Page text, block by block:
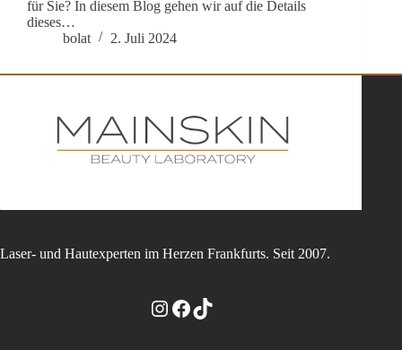
für Sie? In diesem Blog gehen wir auf die Details
dieses…
bolat
2. Juli 2024
Laser- und Hautexperten im Herzen Frankfurts. Seit 2007.
Instagram
Facebook
TikTok